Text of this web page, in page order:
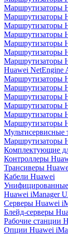
Маршрутизаторы
Маршрутизаторы
Маршрутизаторы
Маршрутизаторы
Маршрутизаторы
Маршрутизаторы
Маршрутизаторы
Huawei NetEngine
Маршрутизаторы
Маршрутизаторы
Маршрутизаторы
Маршрутизаторы
Маршрутизаторы
Маршрутизаторы
Мультисервисные
Маршрутизаторы
Комплектующие
Контроллеры
Трансиверы
Кабели Huawei
Унифицированные
Huawei iManager
Серверы Huawei
Блейд-серверы
Рабочие станции
Опции Huawei